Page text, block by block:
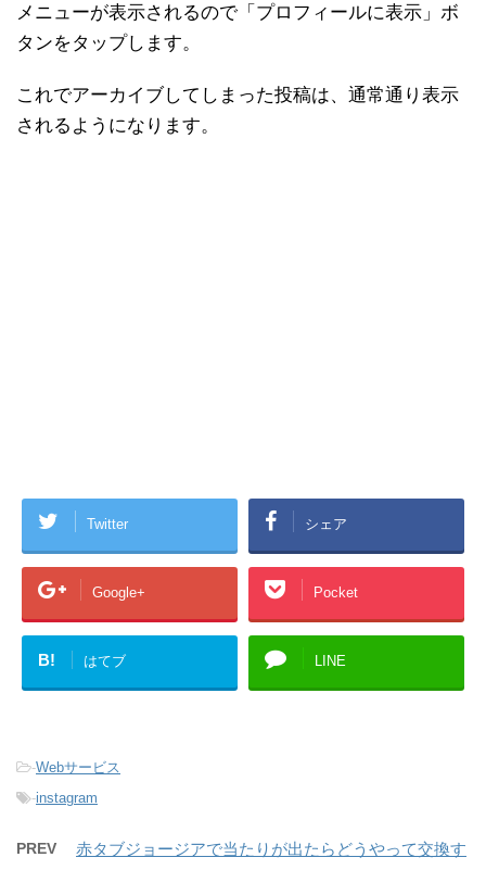
メニューが表示されるので「プロフィールに表示」ボ
タンをタップします。
これでアーカイブしてしまった投稿は、通常通り表示
されるようになります。
Twitter シェア
Google+ Pocket
B! はてブ LINE
-Webサービス
-instagram
PREV
赤タブジョージアで当たりが出たらどうやって交換す